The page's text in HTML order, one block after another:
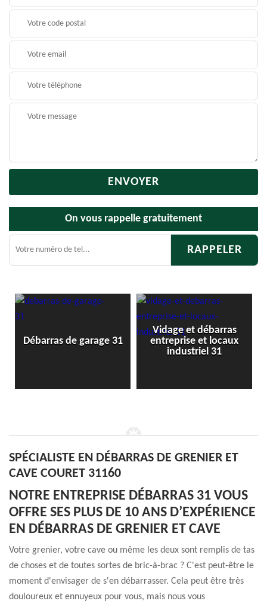
On vous rappelle gratuitement
Débarras de garage 31
Vidage et débarras
entreprise et locaux
industriel 31
SPÉCIALISTE EN DÉBARRAS DE GRENIER ET
CAVE COURET 31160
NOTRE ENTREPRISE DÉBARRAS 31 VOUS
OFFRE SES PLUS DE 10 ANS D’EXPÉRIENCE
EN DÉBARRAS DE GRENIER ET CAVE
Votre grenier, votre cave ou même les deux sont remplis de tas
de choses et de toutes sortes de bric-à-brac ? C'est peut-être le
moment d'envisager de s'en débarrasser. Cela peut être très
douloureux et ennuyeux pour vous, mais nous vous